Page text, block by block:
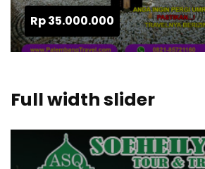
Rp35.000.000
Full width slider